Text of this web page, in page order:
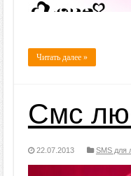
Читать далее »
Смс
22.07.2013 SMS для